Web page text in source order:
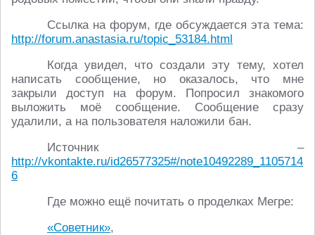
Ссылка на форум, где обсуждается эта тема:
http://forum.anastasia.ru/topic_53184.html
Когда увидел, что создали эту тему, хотел
написать сообщение, но оказалось, что мне
закрыли доступ на форум. Попросил знакомого
выложить моё сообщение. Сообщение сразу
удалили, а на пользователя наложили бан.
Источник –
http://vkontakte.ru/id26577325#/note10492289_1105714
6
Где можно ещё почитать о проделках Мегре:
«Советник»,